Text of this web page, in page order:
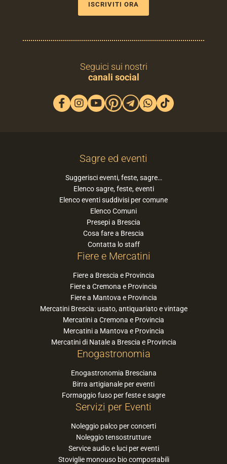
ISCRIVITI ORA
Seguici sui nostri
canali social
Sagre ed eventi
Suggerisci eventi, feste, sagre…
Elenco sagre, feste, eventi
Elenco eventi suddivisi per comune
Elenco Comuni
Presepi a Brescia
Cosa fare a Brescia
Contatta lo staff
Fiere e Mercatini
Fiere a Brescia e Provincia
Fiere a Cremona e Provincia
Fiere a Mantova e Provincia
Mercatini Brescia: usato, antiquariato e vintage
Mercatini a Cremona e Provincia
Mercatini a Mantova e Provincia
Mercatini di Natale a Brescia e Provincia
Enogastronomia
Enogastronomia Bresciana
Birra artigianale per eventi
Formaggio fuso per feste e sagre
Servizi per Eventi
Noleggio palco per concerti
Noleggio tensostrutture
Service audio e luci per eventi
Stoviglie monouso bio compostabili